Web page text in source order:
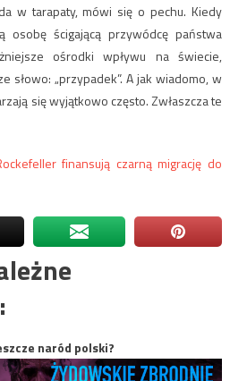
w tarapaty, mówi się o pechu. Kiedy
osobę ścigającą przywódcę państwa
ośrodki wpływu na świecie,
słowo: „przypadek”. A jak wiadomo, w
się wyjątkowo często. Zwłaszcza te
finansują czarną migrację do
naród polski?